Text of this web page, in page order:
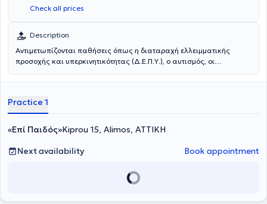
Check all prices
Description
Αντιμετωπίζονται παθήσεις όπως η διαταραχή ελλειμματικής
προσοχής και υπερκινητικότητας (Δ.Ε.Π.Υ.), ο αυτισμός, οι
διαταραχές.
Practice 1
«Επί Παιδός»Kiprou 15, Alimos, ΑΤΤΙΚΗ
Next availability
Book appointment